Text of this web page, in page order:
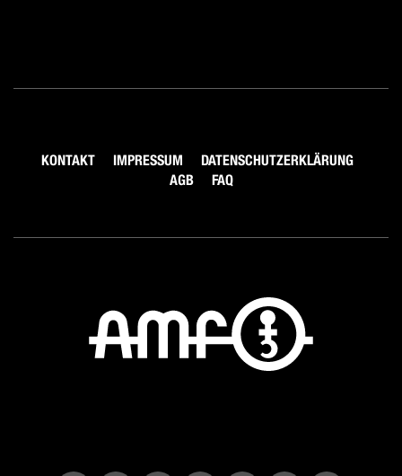
KONTAKT IMPRESSUM
DATENSCHUTZERKLÄRUNG
AGB
FAQ